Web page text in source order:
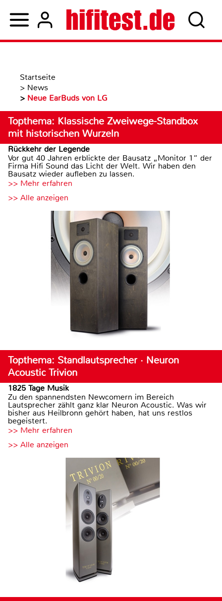
Startseite
> News
> Neue EarBuds von LG
Topthema: Klassische Zweiwege-Standbox
mit historischen Wurzeln
Rückkehr der Legende
Vor gut 40 Jahren erblickte der Bausatz „Monitor 1“ der
Firma Hifi Sound das Licht der Welt. Wir haben den
Bausatz wieder aufleben zu lassen.
>> Mehr erfahren
>> Alle anzeigen
Topthema: Standlautsprecher · Neuron
Acoustic Trivion
1825 Tage Musik
Zu den spannendsten Newcomern im Bereich
Lautsprecher zählt ganz klar Neuron Acoustic. Was wir
bisher aus Heilbronn gehört haben, hat uns restlos
begeistert.
>> Mehr erfahren
>> Alle anzeigen